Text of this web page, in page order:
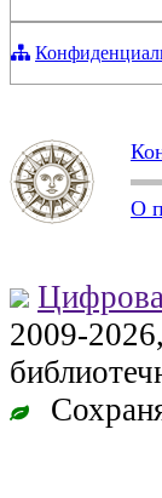
О
2009-